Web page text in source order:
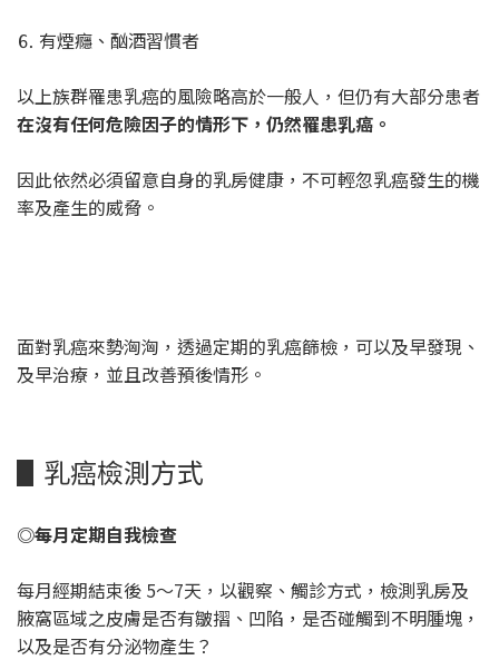
⒍ 有煙癮、酗酒習慣者
以上族群罹患乳癌的風險略高於一般人，但仍有大部分患者
在沒有任何危險因子的情形下，仍然罹患乳癌。
因此依然必須留意自身的乳房健康，不可輕忽乳癌發生的機
率及產生的威脅。
面對乳癌來勢洶洶，透過定期的乳癌篩檢，可以及早發現、
及早治療，並且改善預後情形。
▋乳癌檢測方式
◎每月定期自我檢查
每月經期結束後 5～7天，以觀察、觸診方式，檢測乳房及
腋窩區域之皮膚是否有皺摺、凹陷，是否碰觸到不明腫塊，
以及是否有分泌物產生？